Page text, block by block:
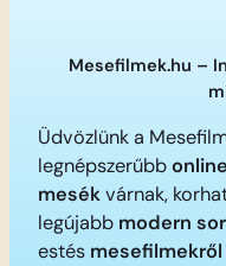
Mesefilmek.hu –
Üdvözlünk a
legnépszerűbb
mesékvárnak,
legújabb modern
estés mesefilmekről